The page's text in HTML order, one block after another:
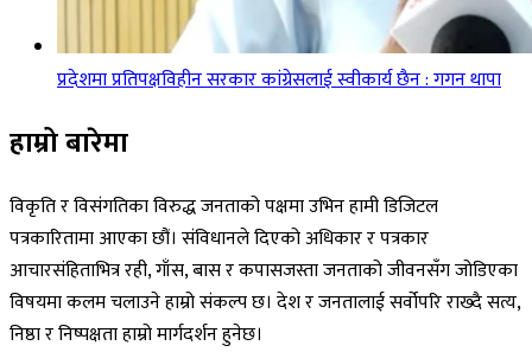
प्रदेशमा प्रतिपक्षविहीन सरकार कांग्रेसलाई स्वीकार्य छैन : गगन थापा
हाम्रो बारेमा
विकृति र विसंगतिका विरुद्ध जनताको पक्षमा उभिन हामी डिजिटल
पत्रकारितामा आएका छौं। संविधानले दिएको अधिकार र पत्रकार
आचारसंहिताभित्र रही, गाँस, बास र कपासजस्ता जनताको जीवनसँग जोडिएका
विषयमा कलम चलाउने हाम्रो संकल्प छ। देश र जनतालाई सर्वोपरि राख्दै सत्य,
निष्ठा र निष्पक्षता हाम्रो मार्गदर्शन हुनेछ।